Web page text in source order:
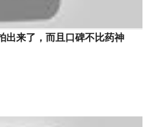
出来了，而且口碑不比药神